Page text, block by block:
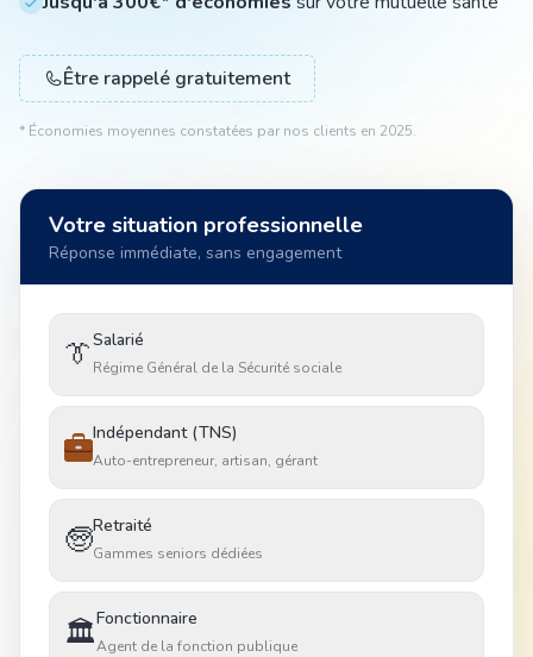
Animal
Pro
04 51 55 49 38
Être rappelé gratuitement
* Économies moyennes constatées par nos clients en 2025.
Votre situation professionnelle
Réponse immédiate, sans engagement
👔Salarié
Régime Général de la Sécurité sociale
Indépendant (TNS)
Auto-entrepreneur, artisan, gérant
🧓Retraité
Gammes seniors dédiées
🏛️Fonctionnaire
Agent de la fonction publique